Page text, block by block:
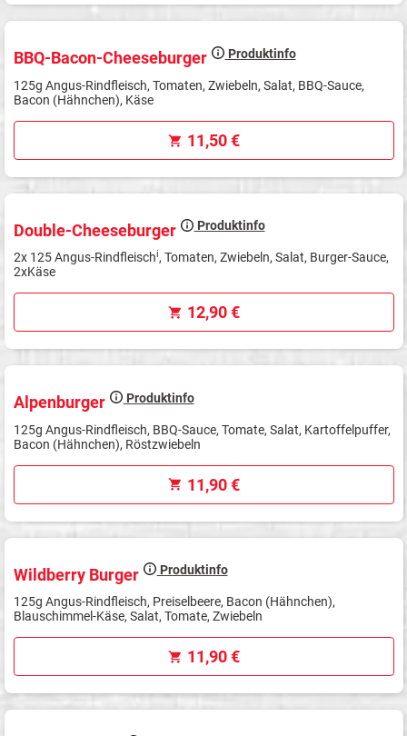
BBQ-Bacon-Cheeseburger Produktinfo
125g Angus-Rindfleisch, Tomaten, Zwiebeln, Salat, BBQ-Sauce,
Bacon (Hähnchen), Käse
11,50 €
Double-Cheeseburger Produktinfo
2x 125 Angus-Rindfleischi, Tomaten, Zwiebeln, Salat, Burger-Sauce,
2xKäse
12,90 €
Alpenburger Produktinfo
125g Angus-Rindfleisch, BBQ-Sauce, Tomate, Salat, Kartoffelpuffer,
Bacon (Hähnchen), Röstzwiebeln
11,90 €
Wildberry Burger Produktinfo
125g Angus-Rindfleisch, Preiselbeere, Bacon (Hähnchen),
Blauschimmel-Käse, Salat, Tomate, Zwiebeln
11,90 €